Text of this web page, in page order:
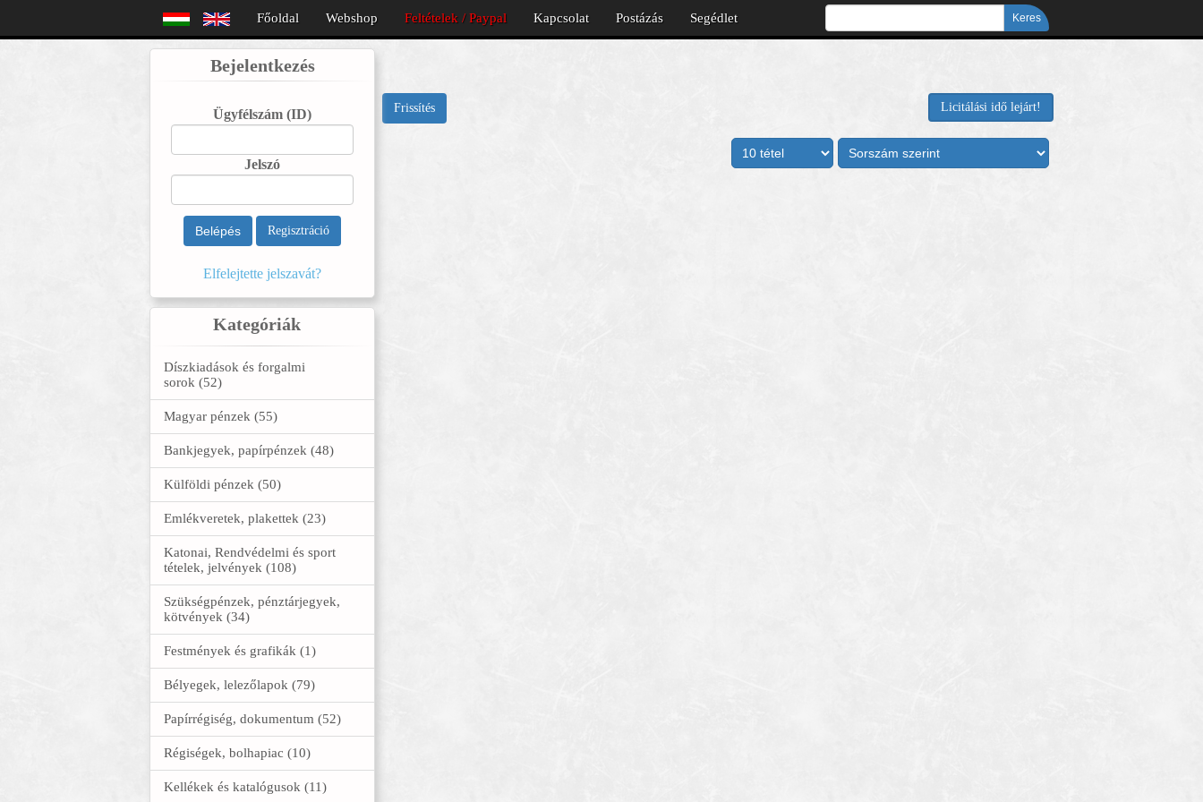
Főoldal Webshop Feltételek / Paypal Kapcsolat Postázás Segédlet
Bejelentkezés
Ügyfélszám (ID)
Jelszó
Belépés Regisztráció
Elfelejtette jelszavát?
Kategóriák
Díszkiadások és forgalmi
sorok (52)
Magyar pénzek (55)
Bankjegyek, papírpénzek (48)
Külföldi pénzek (50)
Emlékveretek, plakettek (23)
Katonai, Rendvédelmi és sport
tételek, jelvények (108)
Szükségpénzek, pénztárjegyek,
kötvények (34)
Festmények és grafikák (1)
Bélyegek, lelezőlapok (79)
Papírrégiség, dokumentum (52)
Régiségek, bolhapiac (10)
Kellékek és katalógusok (11)
Frissítés Licitálási idő lejárt!